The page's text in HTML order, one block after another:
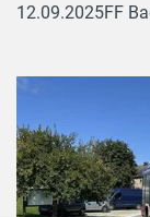
12.09.2025FF